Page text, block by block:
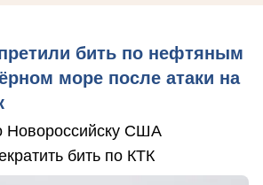
бить по нефтяным
море после атаки на
Новороссийску США
бить по КТК